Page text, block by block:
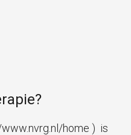
home ) is